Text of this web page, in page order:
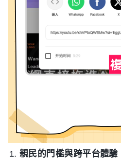
親民的門檻與跨平台體驗